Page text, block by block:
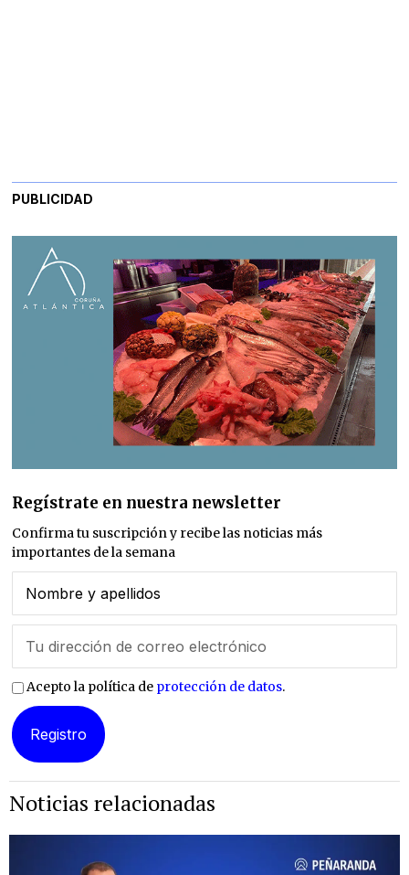
PUBLICIDAD
Regístrate en nuestra newsletter
Confirma tu suscripción y recibe las noticias más
importantes de la semana
Acepto la política de protección de datos.
Noticias relacionadas